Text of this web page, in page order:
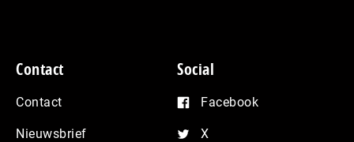
Contact
Contact
Nieuwsbrief
Social
Facebook
X